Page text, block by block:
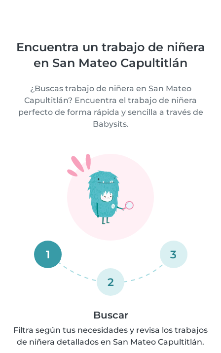
Encuentra un trabajo de niñera
en San Mateo Capultitlán
¿Buscas trabajo de niñera en San Mateo
Capultitlán? Encuentra el trabajo de niñera
perfecto de forma rápida y sencilla a través de
Babysits.
1
2
3
Buscar
Filtra según tus necesidades y revisa los trabajos
de niñera detallados en San Mateo Capultitlán.